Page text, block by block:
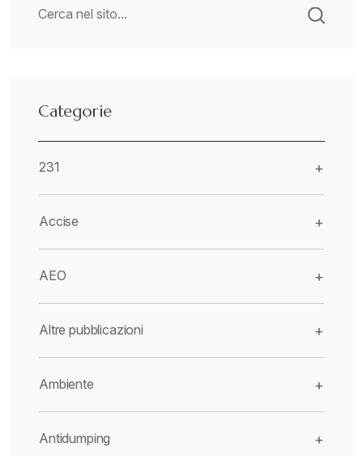
Categorie
231 +
Accise +
AEO +
Altre pubblicazioni +
Ambiente +
Antidumping +